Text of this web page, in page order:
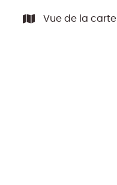
Vue de la carte